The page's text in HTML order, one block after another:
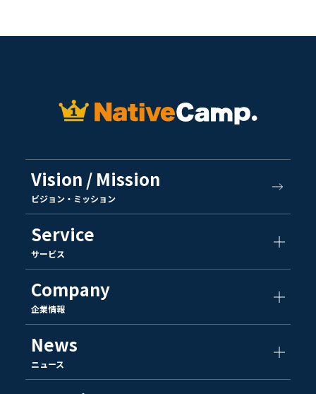
Vision / Mission
ビジョン・ミッション
Service
サービス
Company
企業情報
News
ニュース